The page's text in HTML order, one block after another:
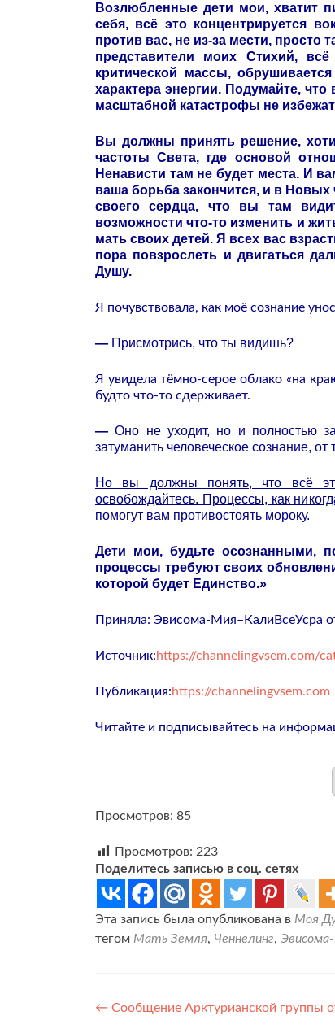
Возлюбленные дети мои, хватит
себя, всё это концентрируется
против вас, не из-за мести, просто
представители моих Стихий,
критической массы,
характера энергии. Подумайте,
масштабной катастрофы не
Вы должны принять решение,
частоты Света, где основой
Ненависти там не будет места. И
ваша борьба закончится, и в
своего сердца, что вы там
возможности что-то изменить и
мать своих детей. Я всех вас
пора повзрослеть и двигаться
Душу.
Я почувствовала, как моё сознание
— Присмотрись, что ты видишь?
Я увидела тёмно-серое облако «на
будто что-то сдерживает.
—Оно не уходит, но и полностью
затуманить человеческое сознание,
Но вы должны понять, что всё
освобождайтесь. Процессы, как
помогут вам противостоять мороку.
Дети мои, будьте осознанными,
процессы требуют своих
которой будет Единство.»
Приняла: Эвисома-Мия–КалиВсеУсра
Источник:https://channelingvsem.com/
Публикация:https://channelingvsem.com
Читайте и подписывайтесь на
Просмотров: 85
Просмотров: 223
Поделитесь записью в соц. сетях
Эта запись была опубликована в Моя
тегом Мать Земля, Ченнелинг,
Навигация
← Сообщение Арктурианской группы